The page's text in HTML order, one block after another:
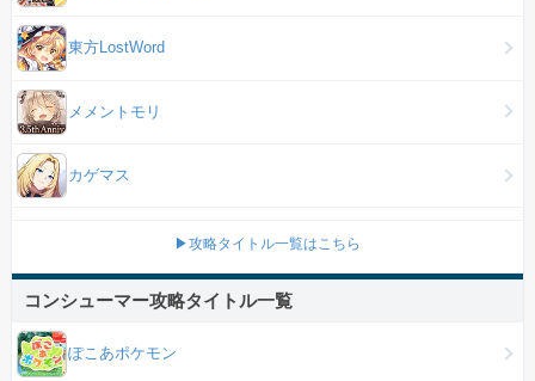
東方LostWord
メメントモリ
カゲマス
▶攻略タイトル一覧はこちら
コンシューマー攻略タイトル一覧
ぽこあポケモン